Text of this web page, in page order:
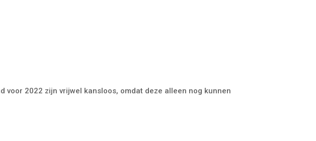
voor 2022 zijn vrijwel kansloos, omdat deze alleen nog kunnen